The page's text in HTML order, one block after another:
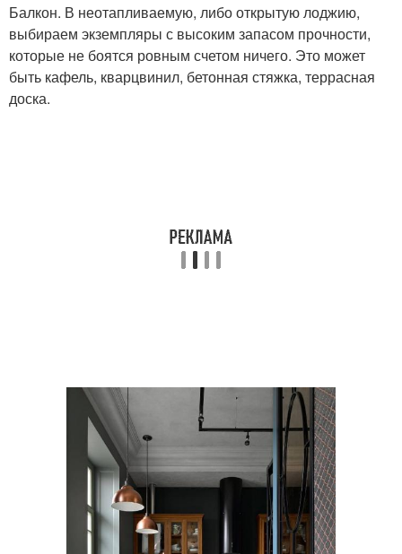
Балкон. В неотапливаемую, либо открытую лоджию,
выбираем экземпляры с высоким запасом прочности,
которые не боятся ровным счетом ничего. Это может
быть кафель, кварцвинил, бетонная стяжка, террасная
доска.